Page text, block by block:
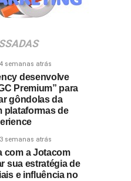
4 semanas atrás
desenvolve
Premium” para
gôndolas da
plataformas de
3 semanas atrás
com a Jotacom
sua estratégia de
e influência no